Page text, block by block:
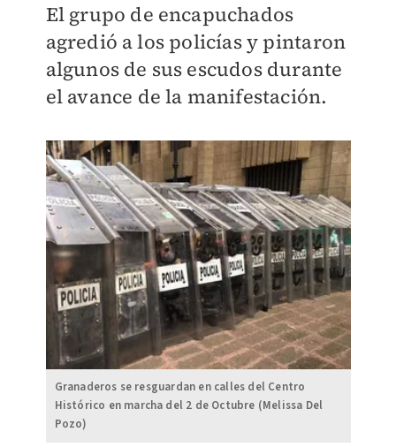
El grupo de encapuchados
agredió a los policías y pintaron
algunos de sus escudos durante
el avance de la manifestación.
Granaderos se resguardan en calles del Centro
Histórico en marcha del 2 de Octubre (Melissa Del
Pozo)